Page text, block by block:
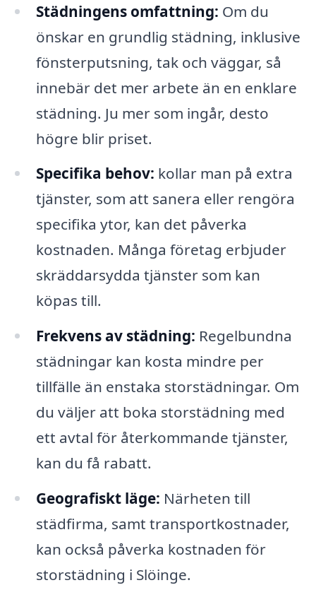
Städningens omfattning: Om du
önskar en grundlig städning, inklusive
fönsterputsning, tak och väggar, så
innebär det mer arbete än en enklare
städning. Ju mer som ingår, desto
högre blir priset.
Specifika behov: kollar man på extra
tjänster, som att sanera eller rengöra
specifika ytor, kan det påverka
kostnaden. Många företag erbjuder
skräddarsydda tjänster som kan
köpas till.
Frekvens av städning: Regelbundna
städningar kan kosta mindre per
tillfälle än enstaka storstädningar. Om
du väljer att boka storstädning med
ett avtal för återkommande tjänster,
kan du få rabatt.
Geografiskt läge: Närheten till
städfirma, samt transportkostnader,
kan också påverka kostnaden för
storstädning i Slöinge.